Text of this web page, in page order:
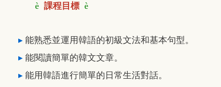
è 課程目標 è
▸ 能熟悉並運用韓語的初級文法和基本句型。
▸ 能閱讀簡單的韓文文章。
▸ 能用韓語進行簡單的日常生活對話。